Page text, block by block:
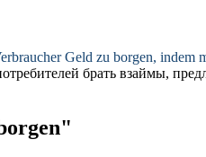
Geld zu borgen, indem
брать взаймы,